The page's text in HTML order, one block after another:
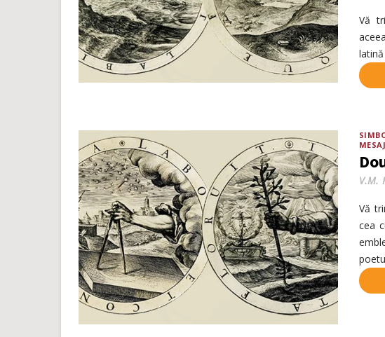
Vă
V.M.
Vă
cea